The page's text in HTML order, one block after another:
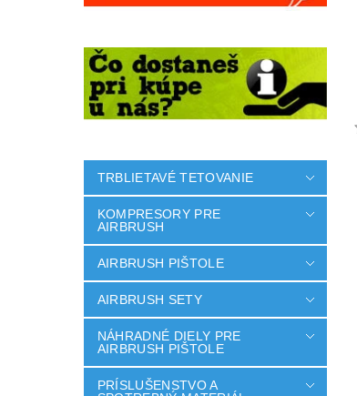
TRBLIETAVÉ TETOVANIE
KOMPRESORY PRE
AIRBRUSH
AIRBRUSH PIŠTOLE
AIRBRUSH SETY
NÁHRADNÉ DIELY PRE
AIRBRUSH PIŠTOLE
PRÍSLUŠENSTVO A